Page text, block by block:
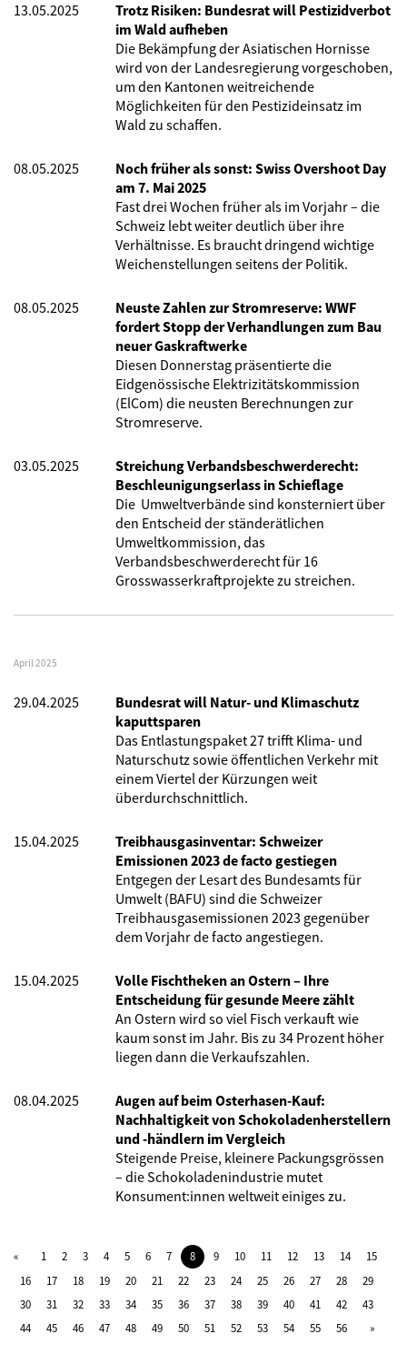
13.05.2025
Trotz Risiken: Bundesrat will Pestizidverbot
im Wald aufheben
Die Bekämpfung der Asiatischen Hornisse
wird von der Landesregierung vorgeschoben,
um den Kantonen weitreichende
Möglichkeiten für den Pestizideinsatz im
Wald zu schaffen.
08.05.2025
Noch früher als sonst: Swiss Overshoot Day
am 7. Mai 2025
Fast drei Wochen früher als im Vorjahr – die
Schweiz lebt weiter deutlich über ihre
Verhältnisse. Es braucht dringend wichtige
Weichenstellungen seitens der Politik.
08.05.2025
Neuste Zahlen zur Stromreserve: WWF
fordert Stopp der Verhandlungen zum Bau
neuer Gaskraftwerke
Diesen Donnerstag präsentierte die
Eidgenössische Elektrizitätskommission
(ElCom) die neusten Berechnungen zur
Stromreserve.
03.05.2025
Streichung Verbandsbeschwerderecht:
Beschleunigungserlass in Schieflage
Die Umweltverbände sind konsterniert über
den Entscheid der ständerätlichen
Umweltkommission, das
Verbandsbeschwerderecht für 16
Grosswasserkraftprojekte zu streichen.
April 2025
29.04.2025
Bundesrat will Natur- und Klimaschutz
kaputtsparen
Das Entlastungspaket 27 trifft Klima- und
Naturschutz sowie öffentlichen Verkehr mit
einem Viertel der Kürzungen weit
überdurchschnittlich.
15.04.2025
Treibhausgasinventar: Schweizer
Emissionen 2023 de facto gestiegen
Entgegen der Lesart des Bundesamts für
Umwelt (BAFU) sind die Schweizer
Treibhausgasemissionen 2023 gegenüber
dem Vorjahr de facto angestiegen.
15.04.2025
Volle Fischtheken an Ostern – Ihre
Entscheidung für gesunde Meere zählt
An Ostern wird so viel Fisch verkauft wie
kaum sonst im Jahr. Bis zu 34 Prozent höher
liegen dann die Verkaufszahlen.
08.04.2025
Augen auf beim Osterhasen-Kauf:
Nachhaltigkeit von Schokoladenherstellern
und -händlern im Vergleich
Steigende Preise, kleinere Packungsgrössen
– die Schokoladenindustrie mutet
Konsument:innen weltweit einiges zu.
1 2 3 4 5 6 7 8 9 10 11 12 13 14
15
16
17 18 19 20 21 22 23 24 25 26 27 28
29
30
31 32 33 34 35 36 37 38 39 40 41 42
43
44
45 46 47 48 49 50 51 52 53 54 55 56